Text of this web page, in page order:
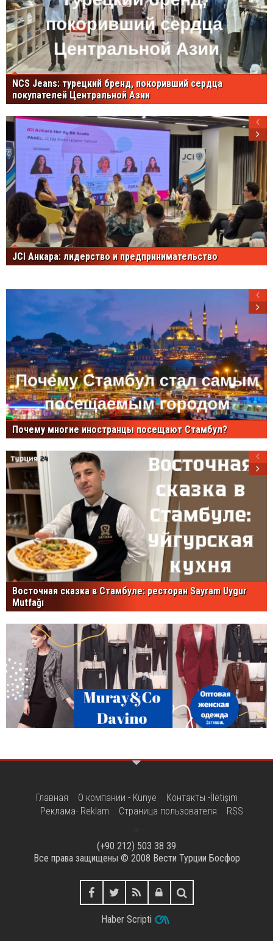
NCS Jeans: турецкий бренд, покоривший сердца
покупателей Центральной Азии
JCI Анкара: лидерство и предпринимательство
Почему многие иностранцы посещают Стамбул?
Восточная сказка в Стамбуле: ресторан Sayram Uygur
Mutfağı
Главная О компании - Künye
Контакты -İletişim
Реклама- Reklam
Страница пользователя RSS
(+90 212) 503 38 39
Все права защищены © 2008 Вести Турции Босфор
Haber Scripti